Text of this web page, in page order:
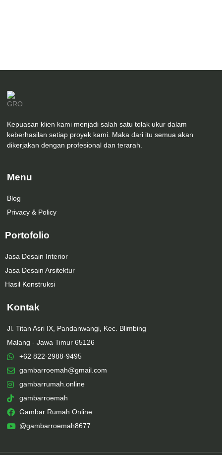
Kepuasan klien kami menjadi salah satu tolak ukur dalam
keberhasilan setiap proyek kami. Maka dari itu semua akan
dikerjakan dengan profesional dan terarah.
Menu
Blog
Privacy & Policy
Portofolio
Jasa Desain Interior
Jasa Desain Arsitektur
Hasil Konstruksi
Kontak
Jl. Titan Asri IX, Pandanwangi, Kec. Blimbing
Malang - Jawa Timur 65126
+62 822-2988-9495
gambarroemah@gmail.com
gambarrumah.online
gambarroemah
Gambar Rumah Online
@gambarroemah8677